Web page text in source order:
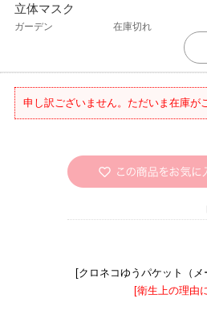
立体マスク
ガーデン 在庫切れ
申し訳ございません。ただいま在庫が
[クロネコゆうパケット（
[衛生上の理由